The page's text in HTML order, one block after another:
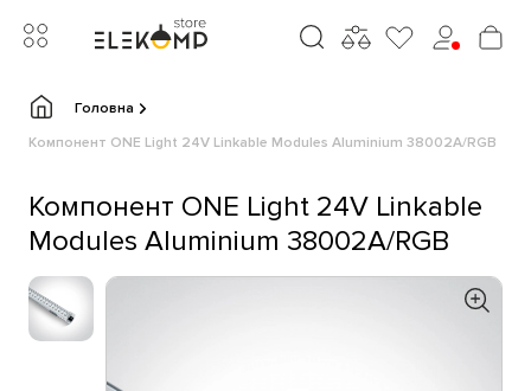
Головна
Компонент ONE Light 24V Linkable Modules Aluminium 38002A/RGB
Компонент ONE Light 24V Linkable
Modules Aluminium 38002A/RGB